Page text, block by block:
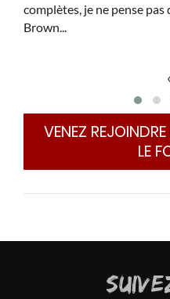
complètes, je ne pense
Brown...
‹
VENEZ
LE